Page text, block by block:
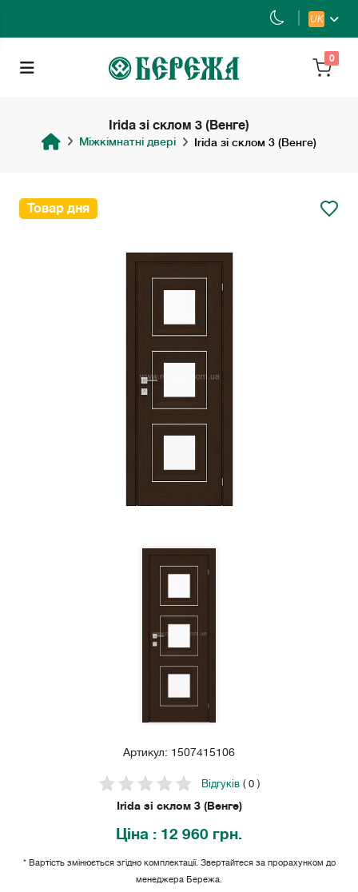
UK
0
Irida зі склом 3 (Венге)
Міжкімнатні двері Irida зі склом 3 (Венге)
Товар дня
Артикул: 1507415106
Відгуків( 0 )
Irida зі склом 3 (Венге)
Ціна : 12 960 грн.
* Вартість змінюється згідно комплектації. Звертайтеся за прорахунком до
менеджера Бережа.